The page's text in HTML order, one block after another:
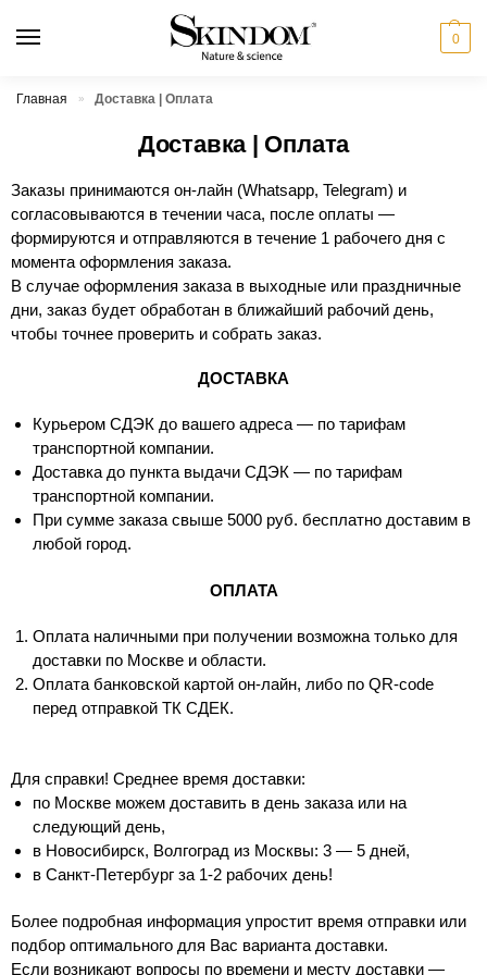
0
Главная » Доставка | Оплата
Доставка | Оплата
Заказы принимаются он-лайн (Whatsapp, Telegram) и
согласовываются в течении часа, после оплаты —
формируются и отправляются в течение 1 рабочего дня с
момента оформления заказа.
В случае оформления заказа в выходные или праздничные
дни, заказ будет обработан в ближайший рабочий день,
чтобы точнее проверить и собрать заказ.
ДОСТАВКА
Курьером СДЭК до вашего адреса — по тарифам
транспортной компании.
Доставка до пункта выдачи СДЭК — по тарифам
транспортной компании.
При сумме заказа свыше 5000 руб. бесплатно доставим в
любой город.
ОПЛАТА
Оплата наличными при получении возможна только для
доставки по Москве и области.
Оплата банковской картой он-лайн, либо по QR-code
перед отправкой ТК СДЕК.
Для справки! Среднее время доставки:
по Москве можем доставить в день заказа или на
следующий день,
в Новосибирск, Волгоград из Москвы: 3 — 5 дней,
в Санкт-Петербург за 1-2 рабочих день!
Более подробная информация упростит время отправки или
подбор оптимального для Вас варианта доставки.
Если возникают вопросы по времени и месту доставки —